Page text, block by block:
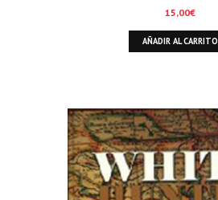
15,00€
AÑADIR AL CARRITO